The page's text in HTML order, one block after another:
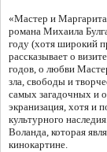
«Мастер и
романа Михаила
году (хотя широкий
рассказывает о
годов, о любви
зла, свободы и
самых загадочных и
экранизация, хотя и
культурного
Воланда, которая
кинокартине.